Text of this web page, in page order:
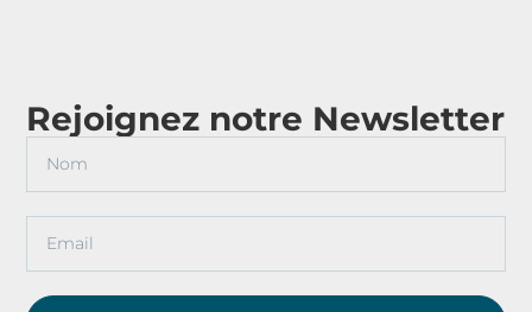
Rejoignez notre Newsletter